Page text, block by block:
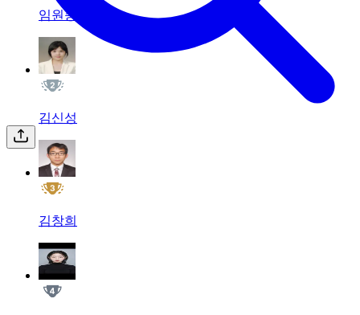
임원종
김신성
김창희